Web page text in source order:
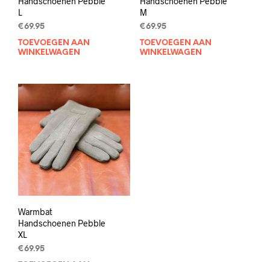
L
€69.95
TOEVOEGEN AAN
WINKELWAGEN
M
€69.95
TOEVOEGEN AAN
WINKELWAGEN
Warmbat
Handschoenen Pebble
XL
€69.95